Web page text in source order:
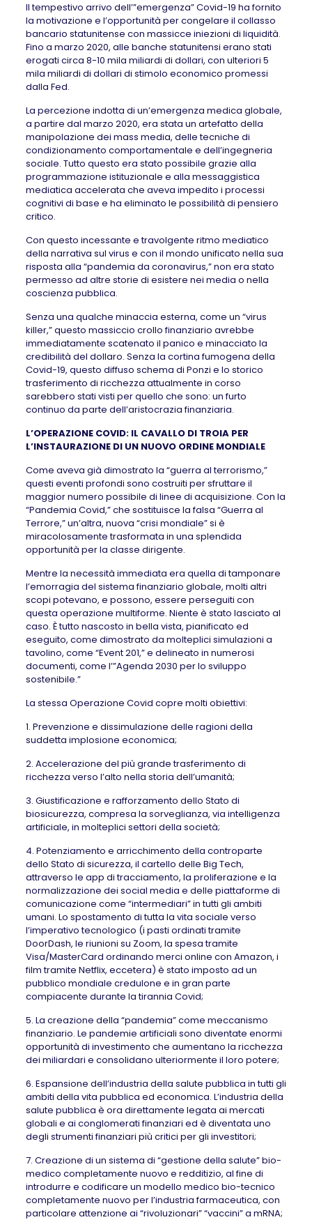
Il tempestivo arrivo dell’”emergenza” Covid-19 ha fornito
la motivazione e l’opportunità per congelare il collasso
bancario statunitense con massicce iniezioni di liquidità.
Fino a marzo 2020, alle banche statunitensi erano stati
erogati circa 8-10 mila miliardi di dollari, con ulteriori 5
mila miliardi di dollari di stimolo economico promessi
dalla Fed.
La percezione indotta di un’emergenza medica globale,
a partire dal marzo 2020, era stata un artefatto della
manipolazione dei mass media, delle tecniche di
condizionamento comportamentale e dell’ingegneria
sociale. Tutto questo era stato possibile grazie alla
programmazione istituzionale e alla messaggistica
mediatica accelerata che aveva impedito i processi
cognitivi di base e ha eliminato le possibilità di pensiero
critico.
Con questo incessante e travolgente ritmo mediatico
della narrativa sul virus e con il mondo unificato nella sua
risposta alla “pandemia da coronavirus,” non era stato
permesso ad altre storie di esistere nei media o nella
coscienza pubblica.
Senza una qualche minaccia esterna, come un “virus
killer,” questo massiccio crollo finanziario avrebbe
immediatamente scatenato il panico e minacciato la
credibilità del dollaro. Senza la cortina fumogena della
Covid-19, questo diffuso schema di Ponzi e lo storico
trasferimento di ricchezza attualmente in corso
sarebbero stati visti per quello che sono: un furto
continuo da parte dell’aristocrazia finanziaria.
L’OPERAZIONE COVID: IL CAVALLO DI TROIA PER
L’INSTAURAZIONE DI UN NUOVO ORDINE MONDIALE
Come aveva già dimostrato la “guerra al terrorismo,”
questi eventi profondi sono costruiti per sfruttare il
maggior numero possibile di linee di acquisizione. Con la
“Pandemia Covid,” che sostituisce la falsa “Guerra al
Terrore,” un’altra, nuova “crisi mondiale” si è
miracolosamente trasformata in una splendida
opportunità per la classe dirigente.
Mentre la necessità immediata era quella di tamponare
l’emorragia del sistema finanziario globale, molti altri
scopi potevano, e possono, essere perseguiti con
questa operazione multiforme. Niente è stato lasciato al
caso. È tutto nascosto in bella vista, pianificato ed
eseguito, come dimostrato da molteplici simulazioni a
tavolino, come “Event 201,” e delineato in numerosi
documenti, come l’”Agenda 2030 per lo sviluppo
sostenibile.”
La stessa Operazione Covid copre molti obiettivi:
1. Prevenzione e dissimulazione delle ragioni della
suddetta implosione economica;
2. Accelerazione del più grande trasferimento di
ricchezza verso l’alto nella storia dell’umanità;
3. Giustificazione e rafforzamento dello Stato di
biosicurezza, compresa la sorveglianza, via intelligenza
artificiale, in molteplici settori della società;
4. Potenziamento e arricchimento della controparte
dello Stato di sicurezza, il cartello delle Big Tech,
attraverso le app di tracciamento, la proliferazione e la
normalizzazione dei social media e delle piattaforme di
comunicazione come “intermediari” in tutti gli ambiti
umani. Lo spostamento di tutta la vita sociale verso
l’imperativo tecnologico (i pasti ordinati tramite
DoorDash, le riunioni su Zoom, la spesa tramite
Visa/MasterCard ordinando merci online con Amazon, i
film tramite Netflix, eccetera) è stato imposto ad un
pubblico mondiale credulone e in gran parte
compiacente durante la tirannia Covid;
5. La creazione della “pandemia” come meccanismo
finanziario. Le pandemie artificiali sono diventate enormi
opportunità di investimento che aumentano la ricchezza
dei miliardari e consolidano ulteriormente il loro potere;
6. Espansione dell’industria della salute pubblica in tutti gli
ambiti della vita pubblica ed economica. L’industria della
salute pubblica è ora direttamente legata ai mercati
globali e ai conglomerati finanziari ed è diventata uno
degli strumenti finanziari più critici per gli investitori;
7. Creazione di un sistema di “gestione della salute” bio-
medico completamente nuovo e redditizio, al fine di
introdurre e codificare un modello medico bio-tecnico
completamente nuovo per l’industria farmaceutica, con
particolare attenzione ai “rivoluzionari” “vaccini” a mRNA;